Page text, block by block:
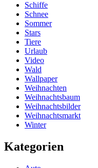
Schiffe
Schnee
Sommer
Stars
Tiere
Urlaub
Video
Wald
Wallpaper
Weihnachten
Weihnachtsbaum
Weihnachtsbilder
Weihnachtsmarkt
Winter
Kategorien